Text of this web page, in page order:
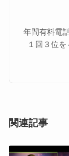
年間有料電
１回３位
関連記事